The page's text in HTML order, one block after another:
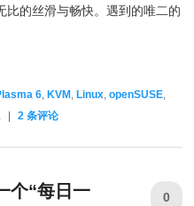
比的丝滑与畅快。遇到的唯二的
6,KVM,Linux,openSUSE,
| 2 条评论
个“每日一
0